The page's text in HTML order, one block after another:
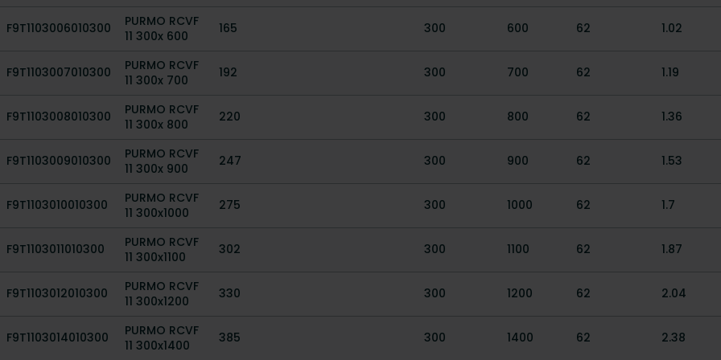
F9T1103006010300
PURMO RCVF
11 300x 600
165 300 600 62 1.02
F9T1103007010300
PURMO RCVF
11 300x 700
192 300 700 62 1.19
F9T1103008010300
PURMO RCVF
11 300x 800
220 300 800 62 1.36
F9T1103009010300
PURMO RCVF
11 300x 900
247 300 900 62 1.53
F9T1103010010300
PURMO RCVF
11 300x1000
275 300 1000 62 1.7
F9T1103011010300
PURMO RCVF
11 300x1100
302 300 1100 62 1.87
F9T1103012010300
PURMO RCVF
11 300x1200
330 300 1200 62 2.04
F9T1103014010300
PURMO RCVF
11 300x1400
385 300 1400 62 2.38